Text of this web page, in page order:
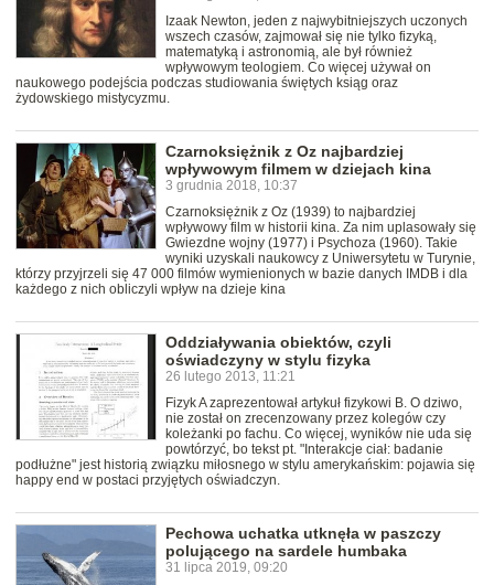
Izaak Newton, jeden z najwybitniejszych uczonych
wszech czasów, zajmował się nie tylko fizyką,
matematyką i astronomią, ale był również
wpływowym teologiem. Co więcej używał on
naukowego podejścia podczas studiowania świętych ksiąg oraz
żydowskiego mistycyzmu.
Czarnoksiężnik z Oz najbardziej
wpływowym filmem w dziejach kina
3 grudnia 2018, 10:37
Czarnoksiężnik z Oz (1939) to najbardziej
wpływowy film w historii kina. Za nim uplasowały się
Gwiezdne wojny (1977) i Psychoza (1960). Takie
wyniki uzyskali naukowcy z Uniwersytetu w Turynie,
którzy przyjrzeli się 47 000 filmów wymienionych w bazie danych IMDB i dla
każdego z nich obliczyli wpływ na dzieje kina
Oddziaływania obiektów, czyli
oświadczyny w stylu fizyka
26 lutego 2013, 11:21
Fizyk A zaprezentował artykuł fizykowi B. O dziwo,
nie został on zrecenzowany przez kolegów czy
koleżanki po fachu. Co więcej, wyników nie uda się
powtórzyć, bo tekst pt. "Interakcje ciał: badanie
podłużne" jest historią związku miłosnego w stylu amerykańskim: pojawia się
happy end w postaci przyjętych oświadczyn.
Pechowa uchatka utknęła w paszczy
polującego na sardele humbaka
31 lipca 2019, 09:20